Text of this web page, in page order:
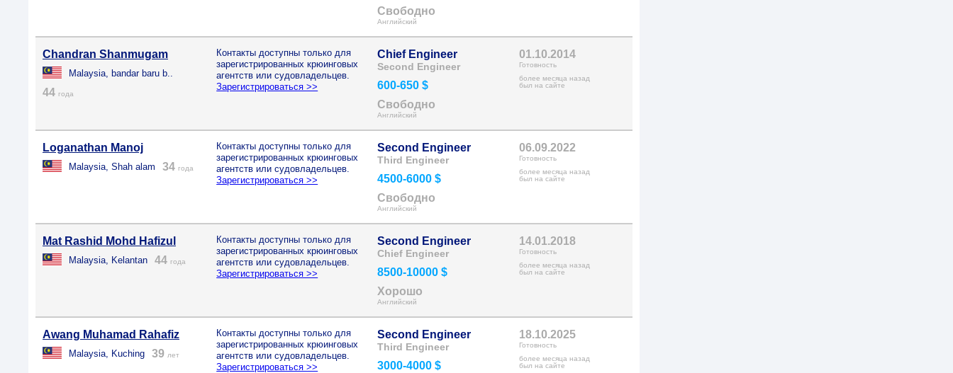
Свободно
Английский
Chandran Shanmugam
Malaysia, bandar baru b..
44 года
Контакты доступны только для
зарегистрированных крюинговых
агентств или судовладельцев.
Зарегистрироваться >>
Chief Engineer
Second Engineer
600-650 $
Свободно
Английский
01.10.2014
Готовность
более месяца назад
был на сайте
Loganathan Manoj
Malaysia, Shah alam 34 года
Контакты доступны только для
зарегистрированных крюинговых
агентств или судовладельцев.
Зарегистрироваться >>
Second Engineer
Third Engineer
4500-6000 $
Свободно
Английский
06.09.2022
Готовность
более месяца назад
был на сайте
Mat Rashid Mohd Hafizul
Malaysia, Kelantan 44 года
Контакты доступны только для
зарегистрированных крюинговых
агентств или судовладельцев.
Зарегистрироваться >>
Second Engineer
Chief Engineer
8500-10000 $
Хорошо
Английский
14.01.2018
Готовность
более месяца назад
был на сайте
Awang Muhamad Rahafiz
Malaysia, Kuching 39 лет
Контакты доступны только для
зарегистрированных крюинговых
агентств или судовладельцев.
Зарегистрироваться >>
Second Engineer
Third Engineer
3000-4000 $
18.10.2025
Готовность
более месяца назад
был на сайте